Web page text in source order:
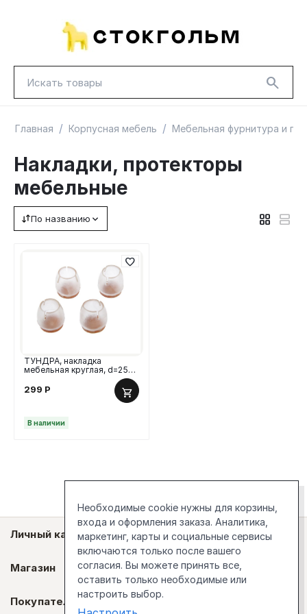
ТОВАРЫ В ПУТИ / ПОД ЗАКАЗ
Главная / Корпусная мебель / Мебельная фурнитура и пр
Накладки, протекторы
мебельные
По названию
ТУНДРА, накладка
мебельная круглая, d=25-
299 Р
В наличии
Личный кабинет
Магазин
Покупателям
Необходимые cookie нужны для корзины,
входа и оформления заказа. Аналитика,
маркетинг, карты и социальные сервисы
включаются только после вашего
согласия. Вы можете принять все,
оставить только необходимые или
настроить выбор.